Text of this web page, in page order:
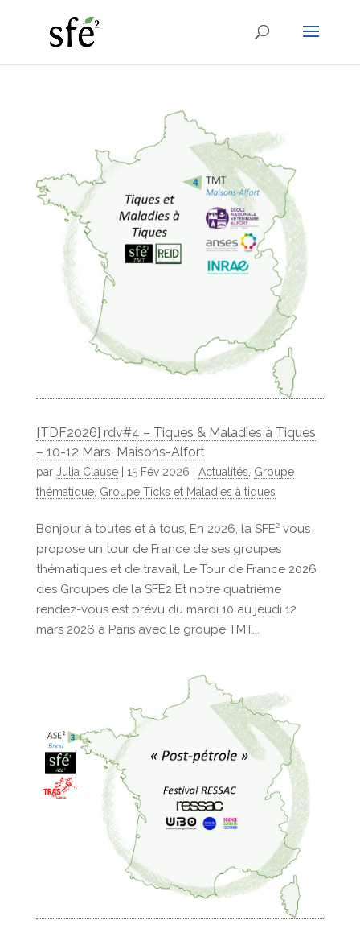
[TDF2026] rdv#4 – Tiques & Maladies à Tiques
– 10-12 Mars, Maisons-Alfort
par Julia Clause| 15 Fév 2026 Actualités Groupe
thématique, Groupe Ticks et Maladies à tiques
Bonjour à toutes et à tous, En 2026, la SFE² vous
propose un tour de France de ses groupes
thématiques et de travail, Le Tour de France 2026
des Groupes de la SFE2 Et notre quatrième
rendez-vous est prévu du mardi 10 au jeudi 12
mars 2026 à Paris avec le groupe TMT...